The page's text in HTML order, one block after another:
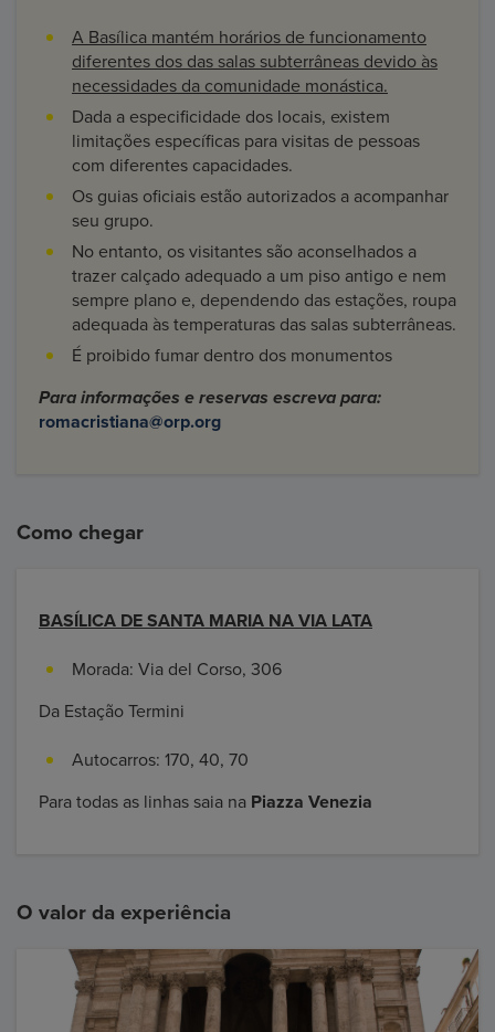
A Basílica mantém horários de funcionamento
diferentes dos das salas subterrâneas devido às
necessidades da comunidade monástica.
Dada a especificidade dos locais, existem
limitações específicas para visitas de pessoas
com diferentes capacidades.
Os guias oficiais estão autorizados a acompanhar
seu grupo.
No entanto, os visitantes são aconselhados a
trazer calçado adequado a um piso antigo e nem
sempre plano e, dependendo das estações, roupa
adequada às temperaturas das salas subterrâneas.
É proibido fumar dentro dos monumentos
Para informações e reservas escreva para:
romacristiana@orp.org
Como chegar
BASÍLICA DE SANTA MARIA NA VIA LATA
Morada: Via del Corso, 306
Da Estação Termini
Autocarros: 170, 40, 70
Para todas as linhas saia na Piazza Venezia
O valor da experiência